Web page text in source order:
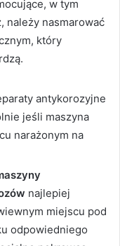
w tym
należy nasmarować
który
antykorozyjne
jeśli maszyna
narażonym na
najlepiej
miejscu pod
odpowiedniego